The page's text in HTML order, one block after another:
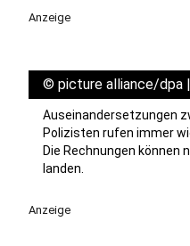
Anzeige
© picture alliance/dpa
Auseinandersetzungen
Polizisten rufen immer
Die Rechnungen können
landen.
Anzeige